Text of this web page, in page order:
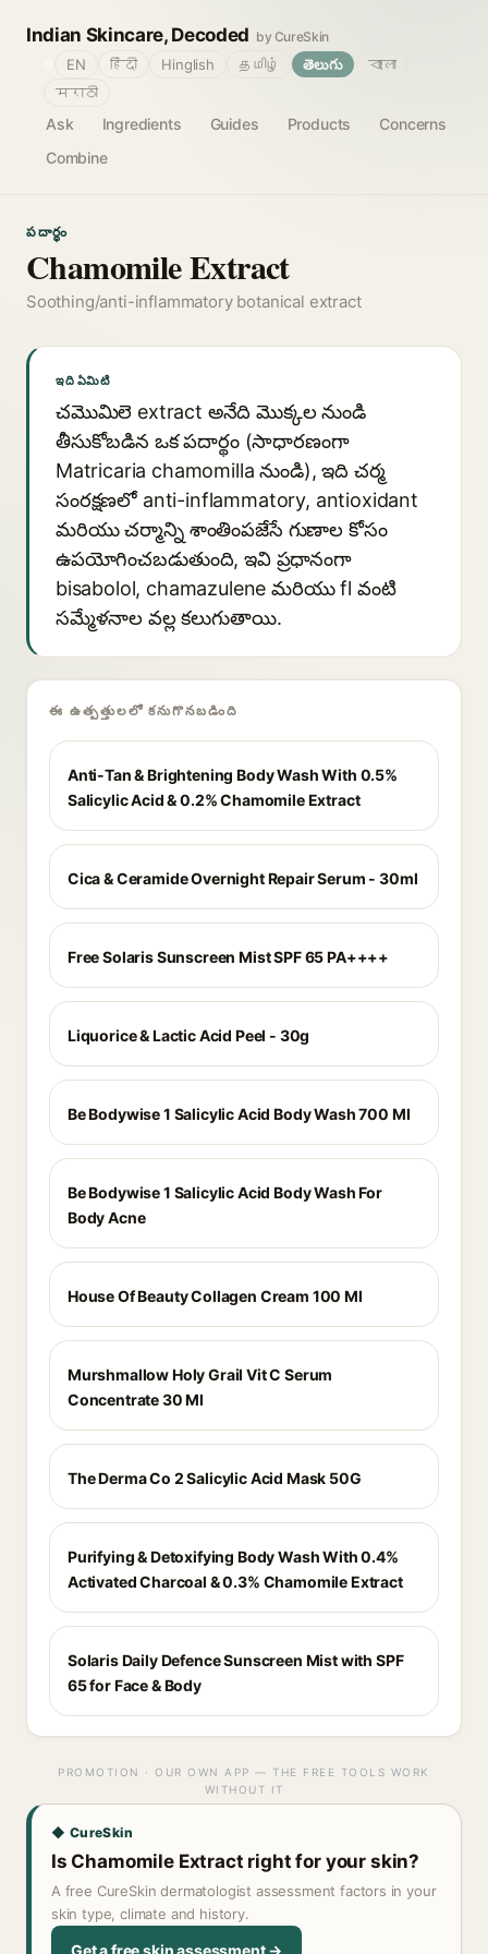
Indian Skincare, Decoded by CureSkin
Ask Ingredients Guides Products
Concerns
Combine
EN हिंदी Hinglish தமிழ் తెలుగు
বাংলা
मराठी
పదార్థం
Chamomile Extract
Soothing/anti-inflammatory botanical extract
ఇది ఏమిటి
చమొమిలె extract అనేది మొక్కల నుండి
తీసుకోబడిన ఒక పదార్థం (సాధారణంగా
Matricaria chamomilla నుండి), ఇది చర్మ
సంరక్షణలో anti-inflammatory, antioxidant
మరియు చర్మాన్ని శాంతింపజేసే గుణాల కోసం
ఉపయోగించబడుతుంది, ఇవి ప్రధానంగా
bisabolol, chamazulene మరియు fl వంటి
సమ్మేళనాల వల్ల కలుగుతాయి.
ఈ ఉత్పత్తులలో కనుగొనబడింది
Anti-Tan & Brightening Body Wash With 0.5%
Salicylic Acid & 0.2% Chamomile Extract
Cica & Ceramide Overnight Repair Serum - 30ml
Free Solaris Sunscreen Mist SPF 65 PA++++
Liquorice & Lactic Acid Peel - 30g
Be Bodywise 1 Salicylic Acid Body Wash 700 Ml
Be Bodywise 1 Salicylic Acid Body Wash For
Body Acne
House Of Beauty Collagen Cream 100 Ml
Murshmallow Holy Grail Vit C Serum
Concentrate 30 Ml
The Derma Co 2 Salicylic Acid Mask 50G
Purifying & Detoxifying Body Wash With 0.4%
Activated Charcoal & 0.3% Chamomile Extract
Solaris Daily Defence Sunscreen Mist with SPF
65 for Face & Body
PROMOTION · OUR OWN APP — THE FREE TOOLS WORK
WITHOUT IT
◆ CureSkin
Is Chamomile Extract right for your skin?
A free CureSkin dermatologist assessment factors in your
skin type, climate and history.
Get a free skin assessment →